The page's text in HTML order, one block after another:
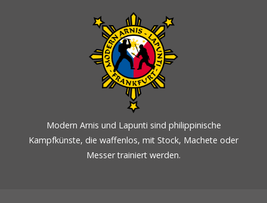
Modern Arnis und Lapunti sind philippinische
Kampfkünste, die waffenlos, mit Stock, Machete oder
Messer trainiert werden.